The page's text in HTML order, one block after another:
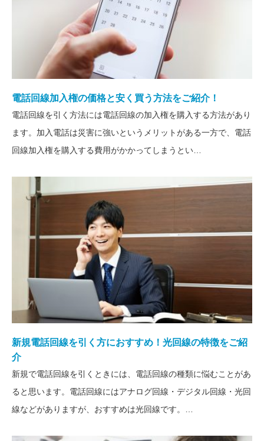
新規で電話回線を複数契約する
方法とは？
選び方とおすすめの回線
新規電話回線を引く方におすす
電話回線加入権の価格と安く買う方法をご紹介！
電話回線を引く方法には電話回線の加入権を購入する方法があり
ます。加入電話は災害に強いというメリットがある一方で、電話
回線加入権を購入する費用がかかってしまうとい…
新規電話回線を引く方におすすめ！光回線の特徴をご紹
介
新規で電話回線を引くときには、電話回線の種類に悩むことがあ
ると思います。電話回線にはアナログ回線・デジタル回線・光回
線などがありますが、おすすめは光回線です。…